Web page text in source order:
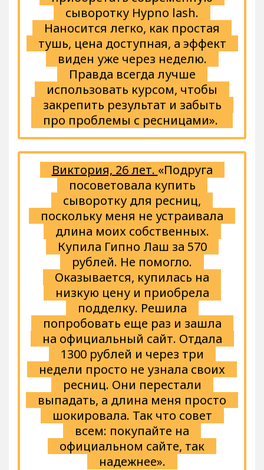
сыворотку Hypno lash.
Наносится легко, как простая
тушь, цена доступная, а эффект
виден уже через неделю.
Правда всегда лучше
использовать курсом, чтобы
закрепить результат и забыть
про проблемы с ресницами».
Виктория, 26 лет. «Подруга
посоветовала купить
сыворотку для ресниц,
поскольку меня не устраивала
длина моих собственных.
Купила Гипно Лаш за 570
рублей. Не помогло.
Оказывается, купилась на
низкую цену и приобрела
подделку. Решила
попробовать еще раз и зашла
на официальный сайт. Отдала
1300 рублей и через три
недели просто не узнала своих
ресниц. Они перестали
выпадать, а длина меня просто
шокировала. Так что совет
всем: покупайте на
официальном сайте, так
надежнее».